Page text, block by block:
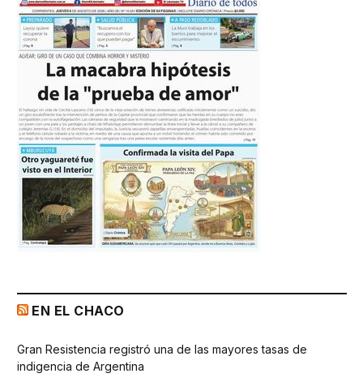
EN EL CHACO
Gran Resistencia registró una de las mayores tasas de
indigencia de Argentina